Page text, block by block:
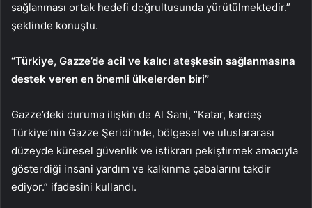
sağlanması ortak hedefi doğrultusunda yürütülmektedir.”
şeklinde konuştu.
“Türkiye, Gazze’de acil ve kalıcı ateşkesin sağlanmasına
destek veren en önemli ülkelerden biri”
Gazze’deki duruma ilişkin de Al Sani, “Katar, kardeş
Türkiye’nin Gazze Şeridi’nde, bölgesel ve uluslararası
düzeyde küresel güvenlik ve istikrarı pekiştirmek amacıyla
gösterdiği insani yardım ve kalkınma çabalarını takdir
ediyor.” ifadesini kullandı.